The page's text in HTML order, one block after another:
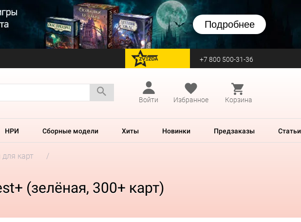
Подробнее
перейти на Zvezda +7 800 500-31-36
Войти
Избранное Корзина
НРИ Сборные модели Хиты Новинки Предзаказы Статьи
карт
(зелёная, 300+ карт)